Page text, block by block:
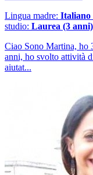
Lingua madre: Italiano
studio: Laurea (3 anni)
Ciao Sono Martina, ho
anni, ho svolto attività
aiutat...